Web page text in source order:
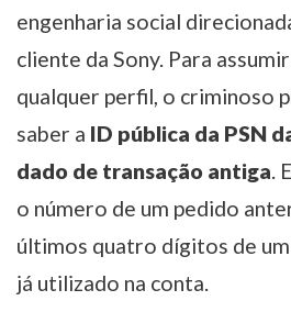
engenharia social
cliente da Sony. Para
qualquer perfil, o criminoso
saber a ID pública da PSN
dado de transação antiga.
o número de um pedido
últimos quatro dígitos de
já utilizado na conta.